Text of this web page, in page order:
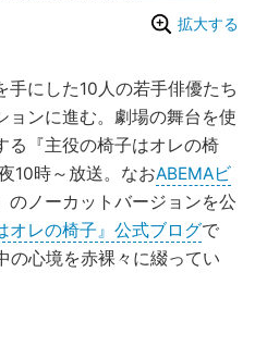
拡大する
にした10人の若手俳優たち
ョンに進む。劇場の舞台を使
る『主役の椅子はオレの椅
10時～放送。なおABEMAビ
のノーカットバージョンを公
オレの椅子』公式ブログで
の心境を赤裸々に綴ってい